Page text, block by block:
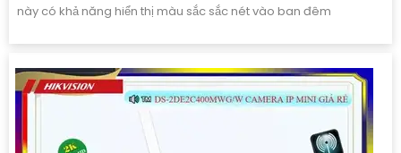
này có khả năng hiển thị màu sắc sắc nét vào ban đêm